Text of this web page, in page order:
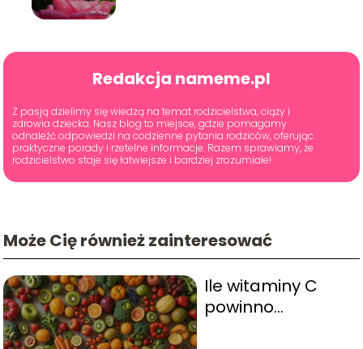
Redakcja nameme.pl
Z pasją dzielimy się wiedzą na temat rodzicielstwa, ciąży i
zdrowia dziecka. Nasz blog to miejsce, gdzie pomagamy
odnaleźć odpowiedzi na codzienne pytania rodziców, oferując
praktyczne porady i rzetelne informacje. Razem sprawiamy, że
rodzicielstwo staje się łatwiejsze i bardziej zrozumiałe!
Może Cię również zainteresować
Ile witaminy C
powinno